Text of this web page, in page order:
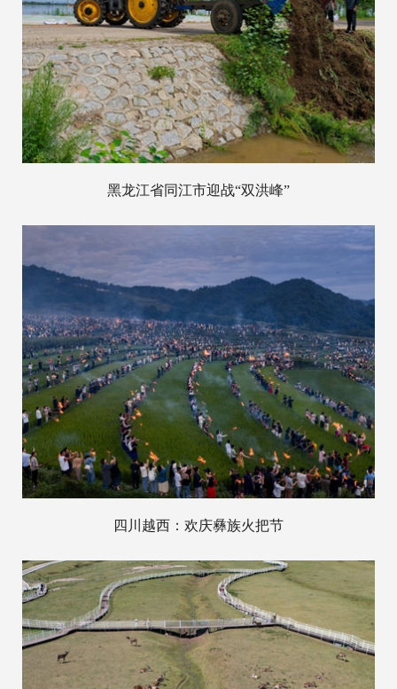
黑龙江省同江市迎战“双洪峰”
四川越西：欢庆彝族火把节